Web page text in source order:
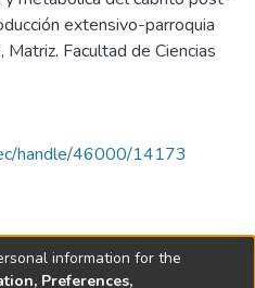
extensivo-parroquia
Facultad de Ciencias
handle/46000/14173
information for the
Preferences,